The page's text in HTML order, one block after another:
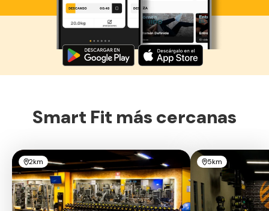
Descarga ahora lo Smart Fit App
Smart Fit más cercanas
2km 5km